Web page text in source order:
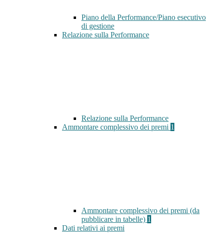
Piano della Performance/Piano esecutivo
di gestione
Relazione sulla Performance
Relazione sulla Performance
Ammontare complessivo dei premi 1
Ammontare complessivo dei premi (da
pubblicare in tabelle) 1
Dati relativi ai premi